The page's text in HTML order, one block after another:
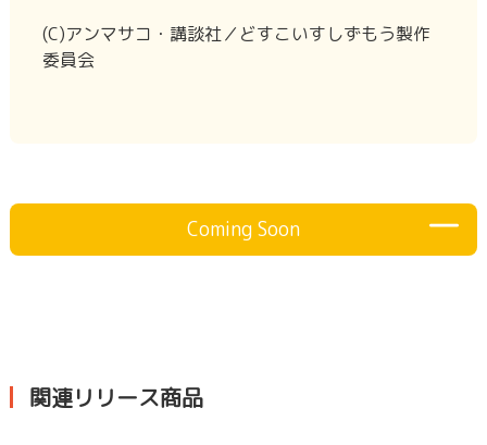
(C)アンマサコ・講談社／どすこいすしずもう製作
委員会
Coming Soon
関連リリース商品